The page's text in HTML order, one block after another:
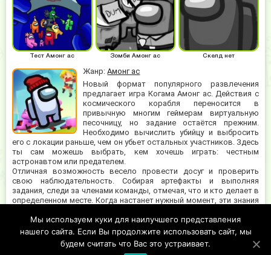
Жанр:Амонг ас
Новый формат популярного развлечения
предлагает игра Когама Амонг ас. Действия с
космического корабля переносится в
привычную многим геймерам виртуальную
песочницу, но задание остаётся прежним.
Необходимо вычислить убийцу и выбросить
его с локации раньше, чем он убьет остальных участников. Здесь
ты сам можешь выбрать, кем хочешь играть: честным
астронавтом или предателем.
Отличная возможность весело провести досуг и проверить
свою наблюдательность. Собирая артефакты и выполняя
задания, следи за членами команды, отмечая, что и кто делает в
определенном месте. Когда настанет нужный момент, эти знания
понять, кто говорит правду, а кто врёт. Это поможет всем не
ошибиться в выборе самозванца. Ведь он сразу же улетит за
борт, даже объясниться не успеет.
Тест Амонг ас Зомби Амонг ас Скелд нет
Мы используем куки для наилучшего представления
нашего сайта. Если Вы продолжите использовать сайт, мы
будем считать что Вас это устраивает.